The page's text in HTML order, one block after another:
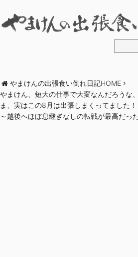
やまけんの出張食い倒れ日記HOME
やまけん、短大の仕事で大変なんだろうな
ま、実はこの8月は出張しまくってました
～越後へほぼ息継ぎなしの転戦が最高だっ